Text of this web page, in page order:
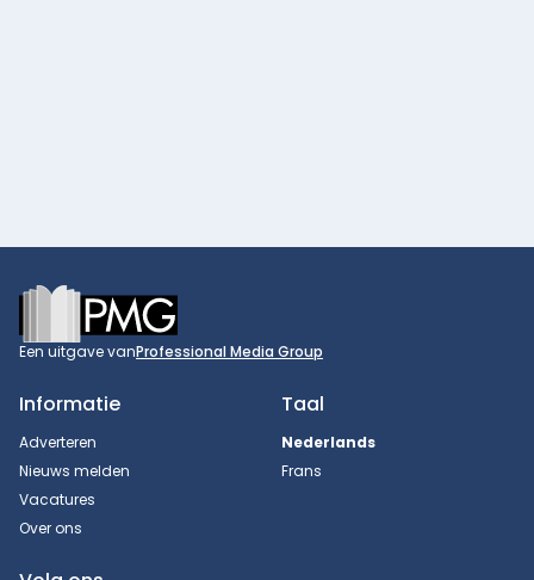
Footer
Een uitgave vanProfessional Media Group
Informatie
Adverteren
Nieuws melden
Vacatures
Over ons
Taal
Nederlands
Frans